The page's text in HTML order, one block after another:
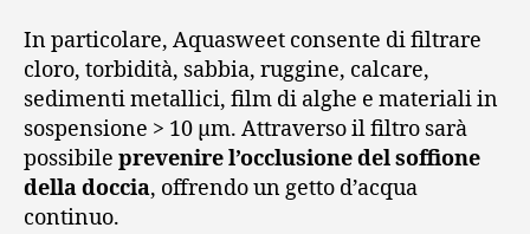
In particolare, Aquasweet consente di filtrare
cloro, torbidità, sabbia, ruggine, calcare,
sedimenti metallici, film di alghe e materiali in
sospensione > 10 μm. Attraverso il filtro sarà
possibile prevenire l’occlusione del soffione
della doccia, offrendo un getto d’acqua
continuo.